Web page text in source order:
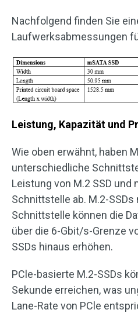
Nachfolgend finden Sie
Laufwerksabmessungen
Leistung, Kapazität und
Wie oben erwähnt, haben
unterschiedliche
Leistung von M.2 SSD und
Schnittstelle ab. M.2-SSDs
Schnittstelle können die
über die 6-Gbit/s-Grenze
SSDs hinaus erhöhen.
PCle-basierte M.2-SSDs
Sekunde erreichen, was
Lane-Rate von PCle